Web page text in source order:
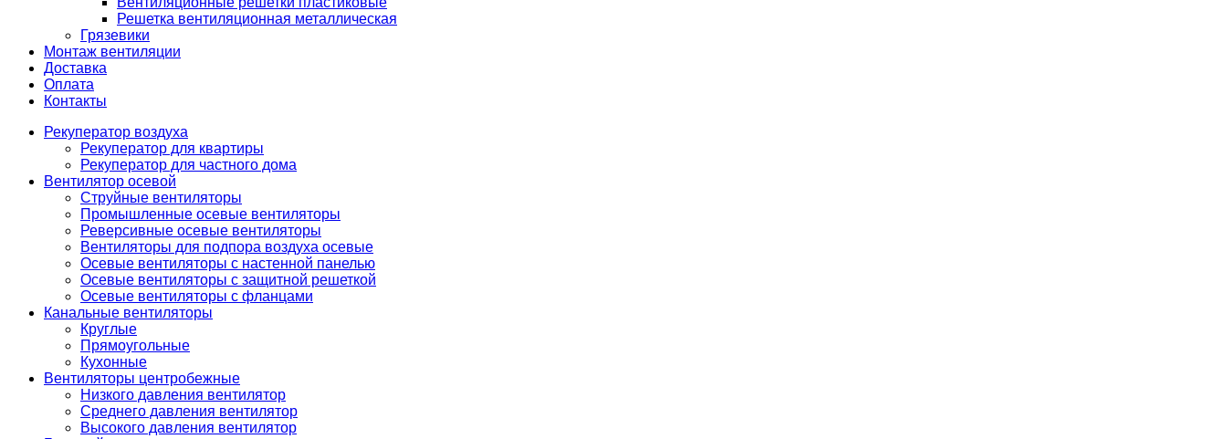
Решетка вентиляционная металлическая
Грязевики
Монтаж вентиляции
Доставка
Оплата
Контакты
Рекуператор воздуха
Рекуператор для квартиры
Рекуператор для частного дома
Вентилятор осевой
Струйные вентиляторы
Промышленные осевые вентиляторы
Реверсивные осевые вентиляторы
Вентиляторы для подпора воздуха осевые
Осевые вентиляторы с настенной панелью
Осевые вентиляторы с защитной решеткой
Осевые вентиляторы с фланцами
Канальные вентиляторы
Круглые
Прямоугольные
Кухонные
Вентиляторы центробежные
Низкого давления вентилятор
Среднего давления вентилятор
Высокого давления вентилятор